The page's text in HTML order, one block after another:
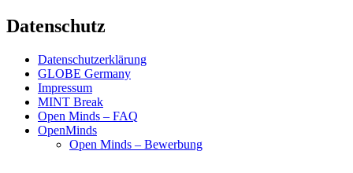
Datenschutz
Datenschutzerklärung
GLOBE Germany
Impressum
MINT Break
Open Minds – FAQ
OpenMinds
Open Minds – Bewerbung